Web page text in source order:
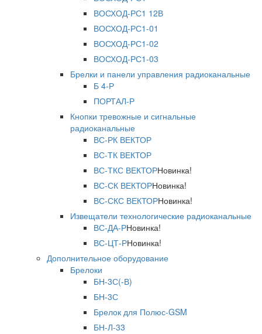
ВОСХОД-РС1 12В
ВОСХОД-РС1-01
ВОСХОД-РС1-02
ВОСХОД-РС1-03
Брелки и панели управления радиоканальные
Б 4-Р
ПОРТАЛ-Р
Кнопки тревожные и сигнальные
радиоканальные
ВС-РК ВЕКТОР
ВС-ТК ВЕКТОР
ВС-ТКС ВЕКТОРНовинка!
ВС-СК ВЕКТОРНовинка!
ВС-СКС ВЕКТОРНовинка!
Извещатели технологические радиоканальные
ВС-ДА-РНовинка!
ВС-ЦТ-РНовинка!
Дополнительное оборудование
Брелоки
БН-3С(-В)
БН-3С
Брелок для Полюс-GSM
БН-Л-33